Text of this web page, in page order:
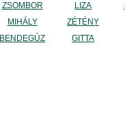
ZSOMBOR
MIHÁLY
BENDEGÚZ
LIZA
ZÉTÉNY
GITTA